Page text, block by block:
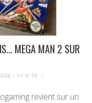
MEGA MAN 2 SUR
- 11 h 10 /
revient sur un